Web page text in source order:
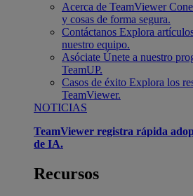
Acerca de TeamViewer
y cosas de forma segura.
Contáctanos Explora
nuestro equipo.
Asóciate Únete a nuestro
TeamUP.
Casos de éxito Explora los
TeamViewer.
NOTICIAS
TeamViewer registra rápida
de IA.
Recursos